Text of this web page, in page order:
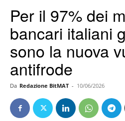
Per il 97% dei
bancari italiani
sono la nuova
antifrode
Da Redazione BitMAT - 10/06/2026